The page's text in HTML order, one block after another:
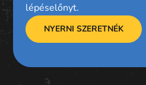
lépéselőnyt.
NYERNI SZERETNÉK